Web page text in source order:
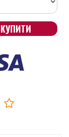
КУПИТИ